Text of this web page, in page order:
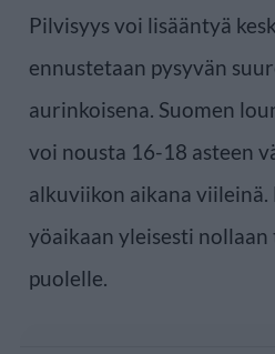
Pilvisyys voi lisääntyä
ennustetaan pysyvän
aurinkoisena. Suomen
voi nousta 16-18 asteen
alkuviikon aikana viileinä.
yöaikaan yleisesti nollaan
puolelle.